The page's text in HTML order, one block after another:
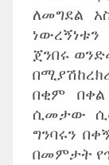
ለመግደል
ጀንበሩ
በቂም
ሲመታው
ግንባሩን
በመምታት